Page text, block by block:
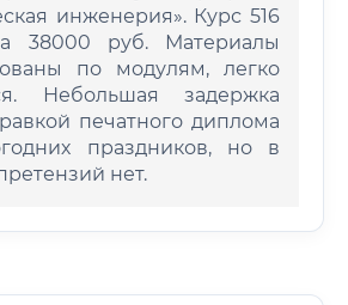
инженерия». Курс 516
38000 руб. Материалы
по модулям, легко
Небольшая задержка
печатного диплома
праздников, но в
нет.